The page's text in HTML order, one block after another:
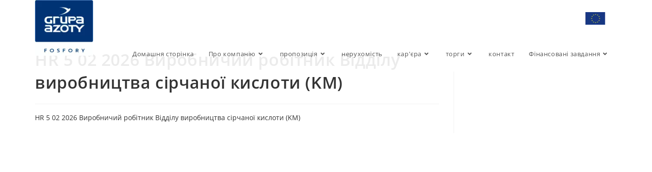
Домашня сторінка Про компанію пропозиція нерухомість кар'єра торги контакт Фінансовані завдання
HR 5 02 2026 Виробничий робітник Відділу
виробництва сірчаної кислоти (KM)
HR 5 02 2026 Виробничий робітник Відділу виробництва сірчаної кислоти (KM)